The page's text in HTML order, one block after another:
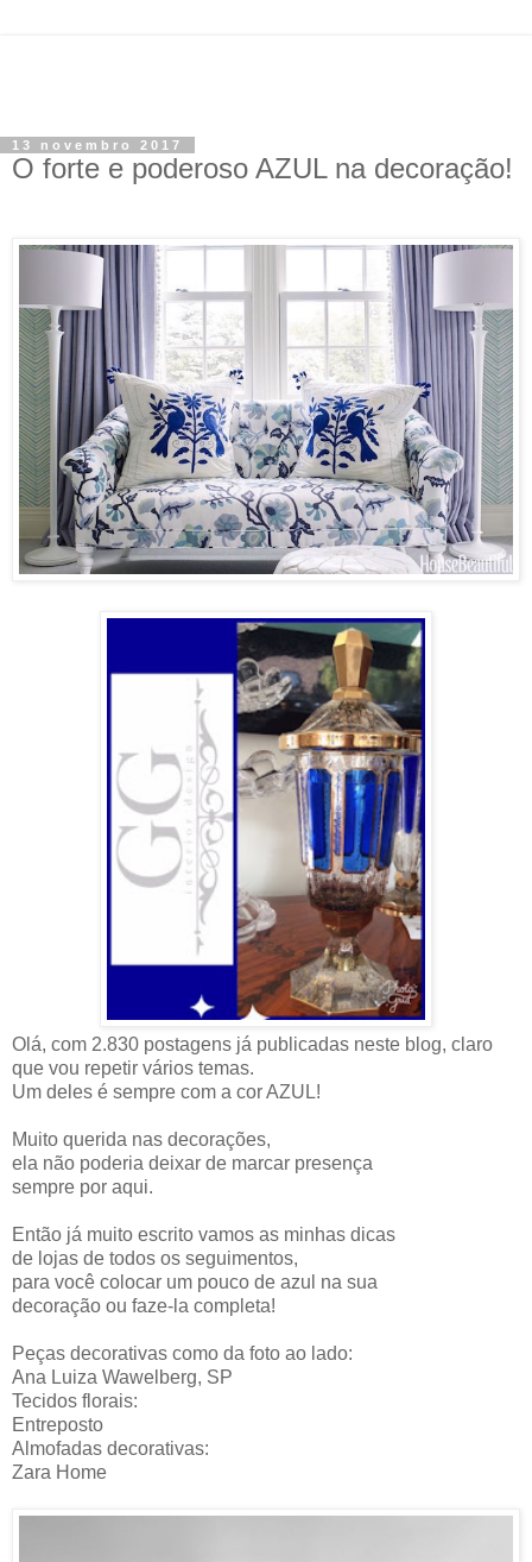
13 novembro 2017
O forte e poderoso AZUL na decoração!
Olá, com 2.830 postagens já publicadas neste blog, claro
que vou repetir vários temas.
Um deles é sempre com a cor AZUL!
Muito querida nas decorações,
ela não poderia deixar de marcar presença
sempre por aqui.
Então já muito escrito vamos as minhas dicas
de lojas de todos os seguimentos,
para você colocar um pouco de azul na sua
decoração ou faze-la completa!
Peças decorativas como da foto ao lado:
Ana Luiza Wawelberg, SP
Tecidos florais:
Entreposto
Almofadas decorativas:
Zara Home